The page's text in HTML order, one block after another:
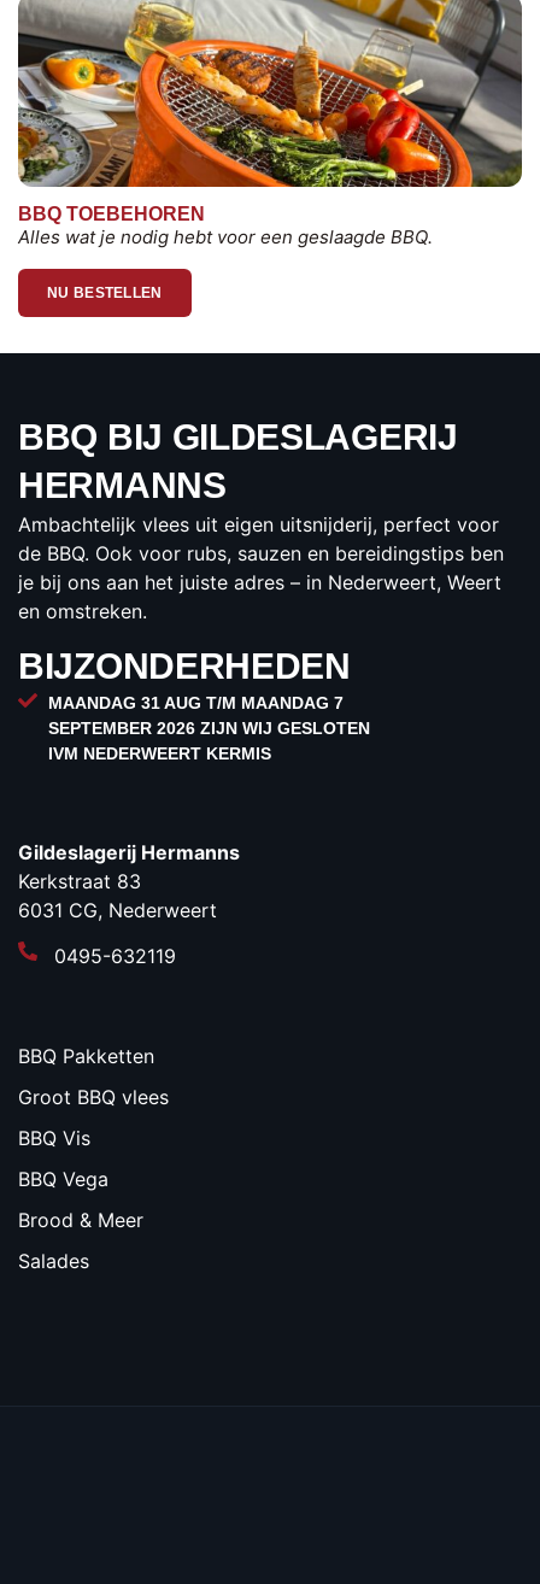
BBQ TOEBEHOREN
Alles wat je nodig hebt voor een geslaagde BBQ.
NU BESTELLEN
BBQ BIJ GILDESLAGERIJ
HERMANNS
Ambachtelijk vlees uit eigen uitsnijderij, perfect voor
de BBQ. Ook voor rubs, sauzen en bereidingstips ben
je bij ons aan het juiste adres – in Nederweert, Weert
en omstreken.
BIJZONDERHEDEN
MAANDAG 31 AUG T/M MAANDAG 7
SEPTEMBER 2026 ZIJN WIJ GESLOTEN
IVM NEDERWEERT KERMIS
Gildeslagerij Hermanns
Kerkstraat 83
6031 CG, Nederweert
0495-632119
BBQ Pakketten
Groot BBQ vlees
BBQ Vis
BBQ Vega
Brood & Meer
Salades